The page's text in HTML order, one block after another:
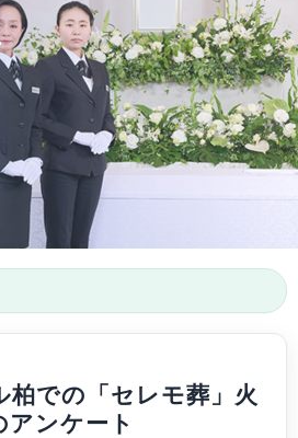
柏での「セレモ葬」火
ンケート